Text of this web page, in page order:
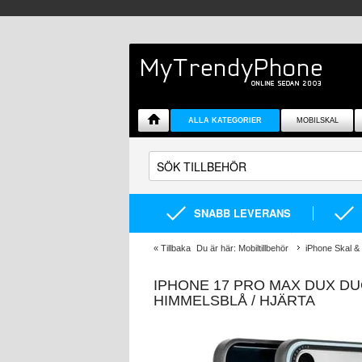
ALLA KATEGORIER MOBILSKAL
SNABB LEVERANS
« Tillbaka Du är här: Mobiltillbehör iPhone Skal &
IPHONE 17 PRO MAX DUX
HIMMELSBLÅ / HJÄRTA